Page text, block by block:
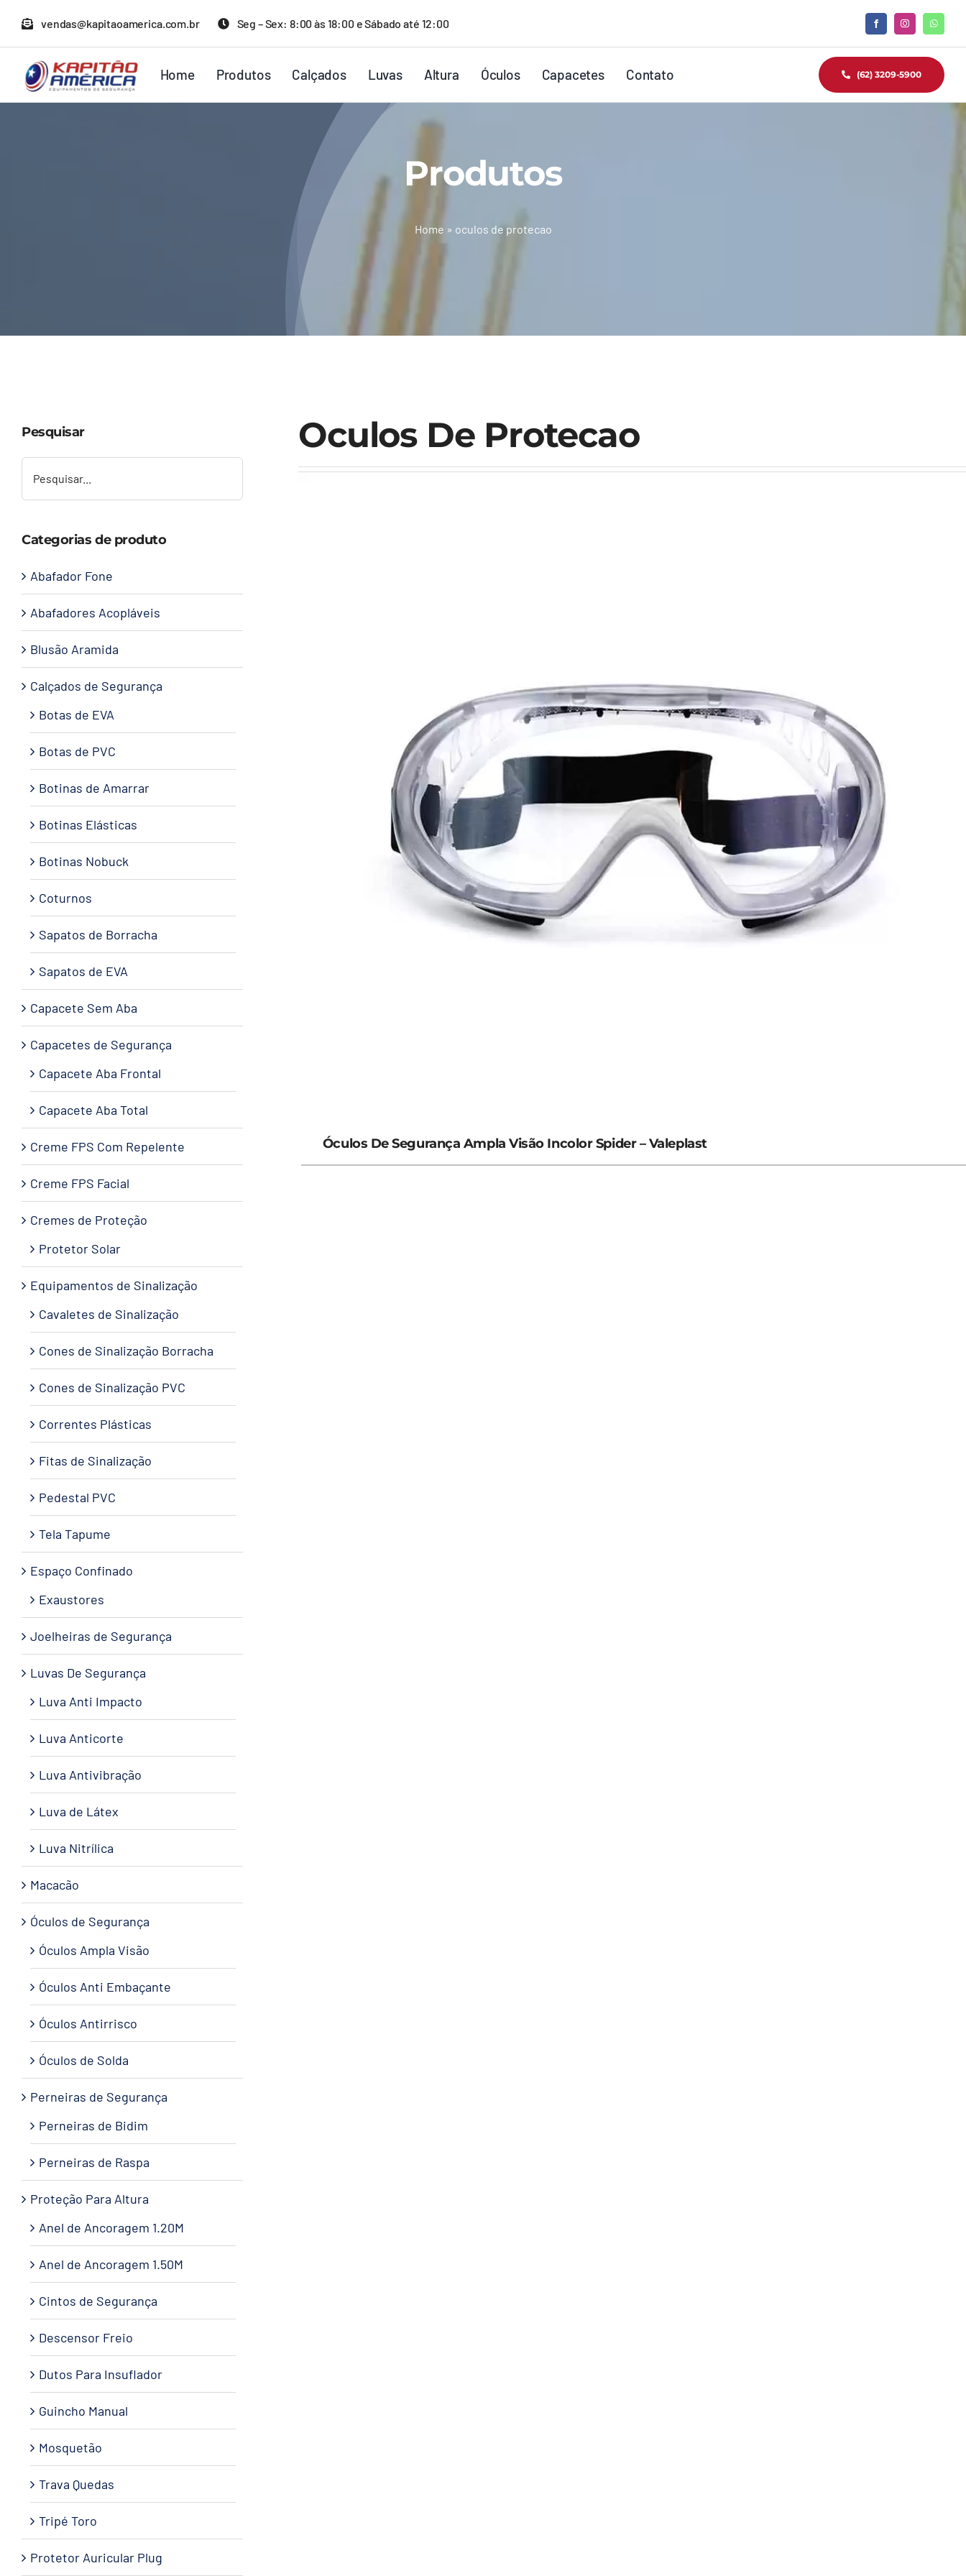
para
conteúdo
vendas@kapitaoamerica.com.br Seg – Sex: 8:00 às 18:00 e Sábado até 12:00
Home Produtos Calçados Luvas Altura Óculos Capacetes Contato (62) 3209-5900
Produtos
Home » oculos de protecao
Oculos De Protecao
Óculos De Segurança Ampla Visão Incolor Spider – Valeplast
Pesquisar
Categorias de produto
Abafador Fone
Abafadores Acopláveis
Blusão Aramida
Calçados de Segurança
Botas de EVA
Botas de PVC
Botinas de Amarrar
Botinas Elásticas
Botinas Nobuck
Coturnos
Sapatos de Borracha
Sapatos de EVA
Capacete Sem Aba
Capacetes de Segurança
Capacete Aba Frontal
Capacete Aba Total
Creme FPS Com Repelente
Creme FPS Facial
Cremes de Proteção
Protetor Solar
Equipamentos de Sinalização
Cavaletes de Sinalização
Cones de Sinalização Borracha
Cones de Sinalização PVC
Correntes Plásticas
Fitas de Sinalização
Pedestal PVC
Tela Tapume
Espaço Confinado
Exaustores
Joelheiras de Segurança
Luvas De Segurança
Luva Anti Impacto
Luva Anticorte
Luva Antivibração
Luva de Látex
Luva Nitrílica
Macacão
Óculos de Segurança
Óculos Ampla Visão
Óculos Anti Embaçante
Óculos Antirrisco
Óculos de Solda
Perneiras de Segurança
Perneiras de Bidim
Perneiras de Raspa
Proteção Para Altura
Anel de Ancoragem 1.20M
Anel de Ancoragem 1.50M
Cintos de Segurança
Descensor Freio
Dutos Para Insuflador
Guincho Manual
Mosquetão
Trava Quedas
Tripé Toro
Protetor Auricular Plug